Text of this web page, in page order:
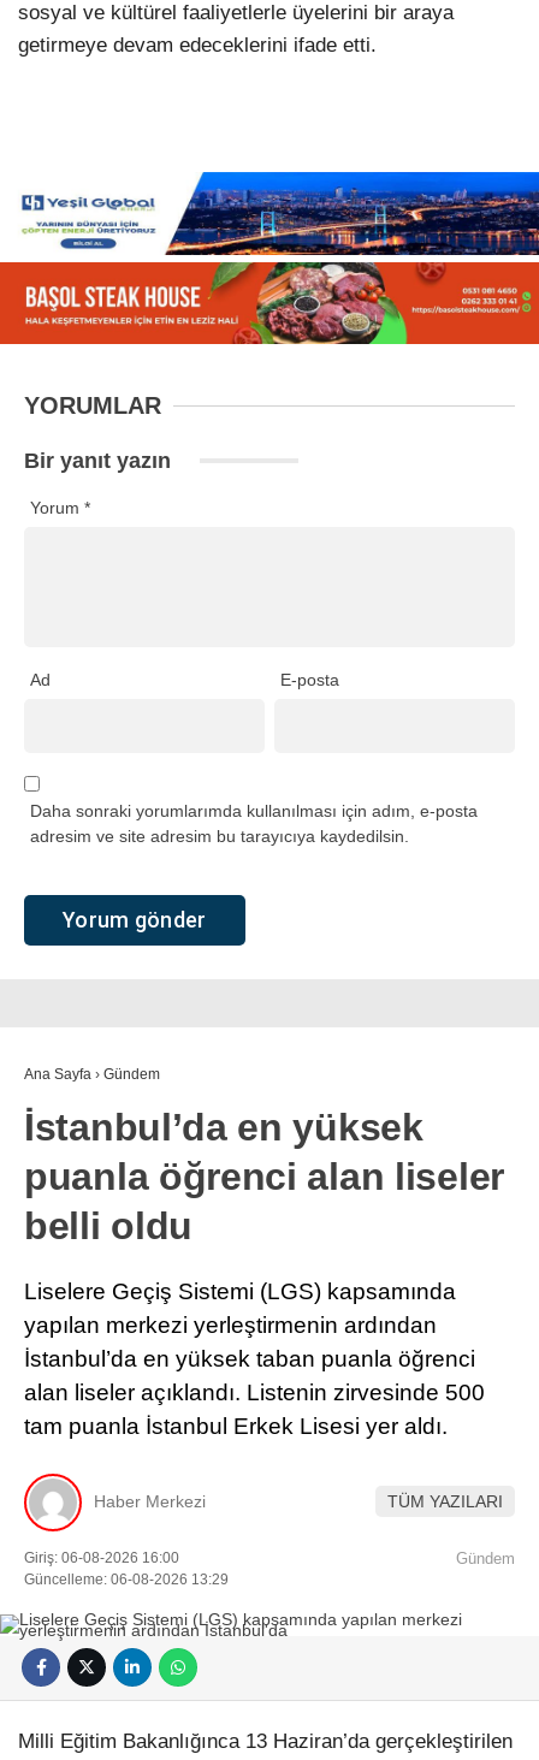
sosyal ve kültürel faaliyetlerle üyelerini bir araya
getirmeye devam edeceklerini ifade etti.
YORUMLAR
Bir yanıt yazın
Yorum *
Ad E-posta
Daha sonraki yorumlarımda kullanılması için adım, e-posta
adresim ve site adresim bu tarayıcıya kaydedilsin.
Ana Sayfa › Gündem
İstanbul’da en yüksek
puanla öğrenci alan liseler
belli oldu
Liselere Geçiş Sistemi (LGS) kapsamında
yapılan merkezi yerleştirmenin ardından
İstanbul’da en yüksek taban puanla öğrenci
alan liseler açıklandı. Listenin zirvesinde 500
tam puanla İstanbul Erkek Lisesi yer aldı.
Haber Merkezi TÜM YAZILARI
Giriş: 06-08-2026 16:00
Güncelleme: 06-08-2026 13:29
Gündem
Milli Eğitim Bakanlığınca 13 Haziran’da gerçekleştirilen